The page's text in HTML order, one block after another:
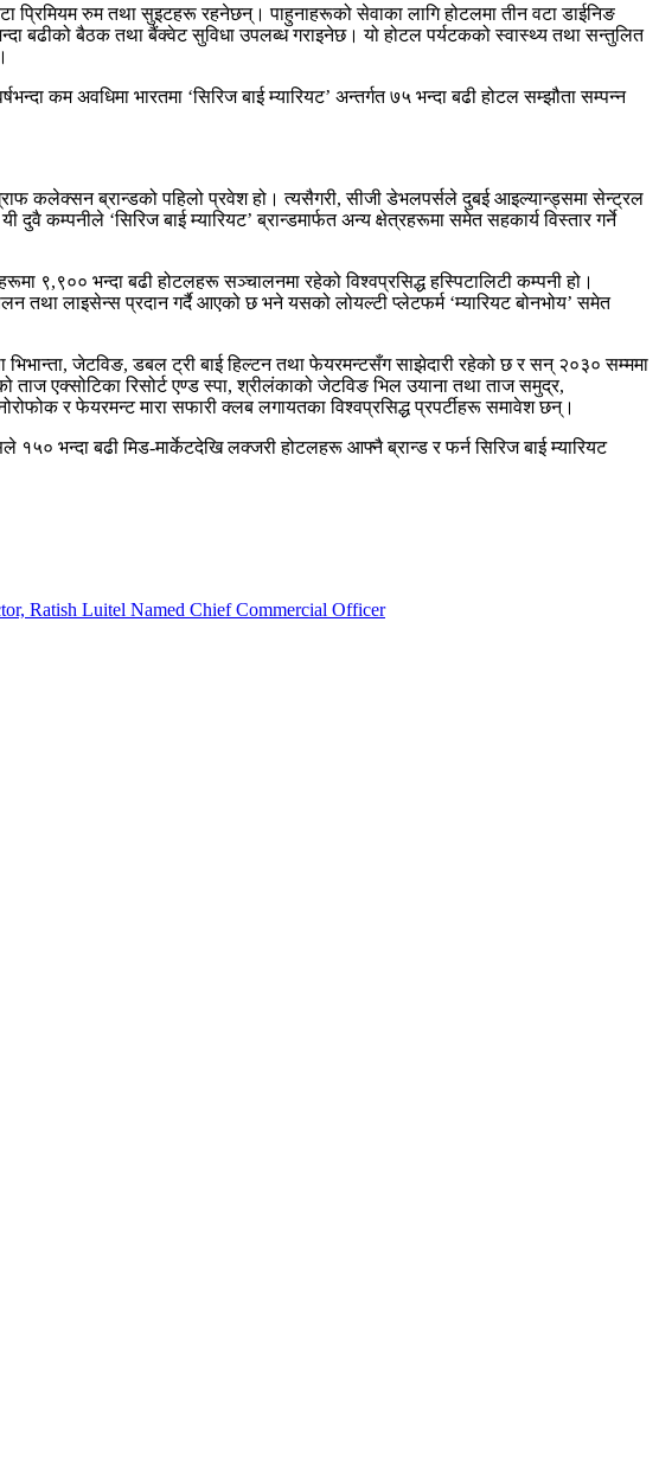
प्रिमियम रुम तथा सुइटहरू रहनेछन्। पाहुनाहरूको सेवाका लागि होटलमा तीन वटा डाईनिङ
बढीको बैठक तथा बैंक्वेट सुविधा उपलब्ध गराइनेछ। यो होटल पर्यटकको स्वास्थ्य तथा सन्तुलित
कम अवधिमा भारतमा ‘सिरिज बाई म्यारियट’ अन्तर्गत ७५ भन्दा बढी होटल सम्झौता सम्पन्न
कलेक्सन ब्रान्डको पहिलो प्रवेश हो। त्यसैगरी, सीजी डेभलपर्सले दुबई आइल्यान्ड्समा सेन्ट्रल
कम्पनीले ‘सिरिज बाई म्यारियट’ ब्रान्डमार्फत अन्य क्षेत्रहरूमा समेत सहकार्य विस्तार गर्ने
९,९०० भन्दा बढी होटलहरू सञ्चालनमा रहेको विश्वप्रसिद्ध हस्पिटालिटी कम्पनी हो।
लाइसेन्स प्रदान गर्दै आएको छ भने यसको लोयल्टी प्लेटफर्म ‘म्यारियट बोनभोय’ समेत
भिभान्ता, जेटविङ, डबल ट्री बाई हिल्टन तथा फेयरमन्टसँग साझेदारी रहेको छ र सन् २०३० सम्ममा
ताज एक्सोटिका रिसोर्ट एण्ड स्पा, श्रीलंकाको जेटविङ भिल उयाना तथा ताज समुद्र,
र फेयरमन्ट मारा सफारी क्लब लगायतका विश्वप्रसिद्ध प्रपर्टीहरू समावेश छन्।
भन्दा बढी मिड-मार्केटदेखि लक्जरी होटलहरू आफ्नै ब्रान्ड र फर्न सिरिज बाई म्यारियट
Ratish Luitel Named Chief Commercial Officer